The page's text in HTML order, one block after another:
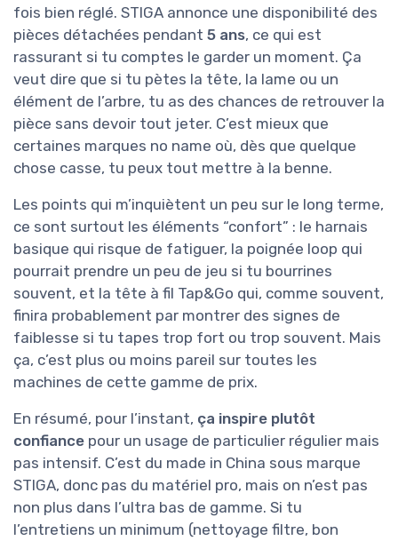
fois bien réglé. STIGA annonce une disponibilité des
pièces détachées pendant 5 ans, ce qui est
rassurant si tu comptes le garder un moment. Ça
veut dire que si tu pètes la tête, la lame ou un
élément de l’arbre, tu as des chances de retrouver la
pièce sans devoir tout jeter. C’est mieux que
certaines marques no name où, dès que quelque
chose casse, tu peux tout mettre à la benne.
Les points qui m’inquiètent un peu sur le long terme,
ce sont surtout les éléments “confort” : le harnais
basique qui risque de fatiguer, la poignée loop qui
pourrait prendre un peu de jeu si tu bourrines
souvent, et la tête à fil Tap&Go qui, comme souvent,
finira probablement par montrer des signes de
faiblesse si tu tapes trop fort ou trop souvent. Mais
ça, c’est plus ou moins pareil sur toutes les
machines de cette gamme de prix.
En résumé, pour l’instant, ça inspire plutôt
confiance pour un usage de particulier régulier mais
pas intensif. C’est du made in China sous marque
STIGA, donc pas du matériel pro, mais on n’est pas
non plus dans l’ultra bas de gamme. Si tu
l’entretiens un minimum (nettoyage filtre, bon